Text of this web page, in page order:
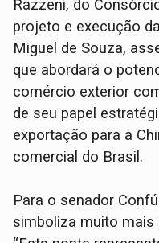
Razzeni, do
projeto e execução
Miguel de Souza,
que abordará o
comércio exterior
de seu papel
exportação para a
comercial do Brasil.
Para o senador
simboliza muito mais